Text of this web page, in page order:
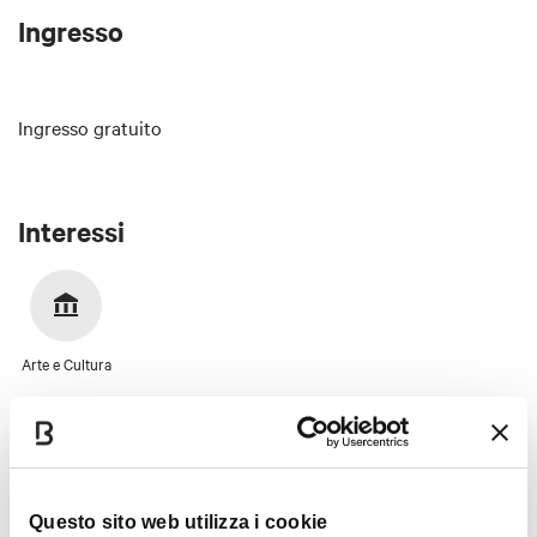
Questo sito web utilizza i cookie
Ingresso
Ingresso gratuito
Interessi
Arte e Cultura